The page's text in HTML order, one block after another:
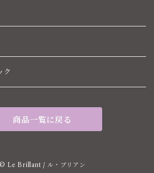
ク
商品一覧に戻る
Le Brillant / ル・ブリアン